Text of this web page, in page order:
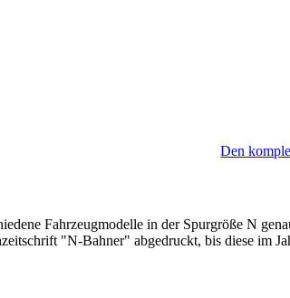
Den
Fahrzeugmodelle in der Spurgröße N
"N-Bahner" abgedruckt, bis diese im